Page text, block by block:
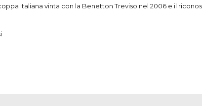
Italiana vinta con la Benetton Treviso nel 2006 e il